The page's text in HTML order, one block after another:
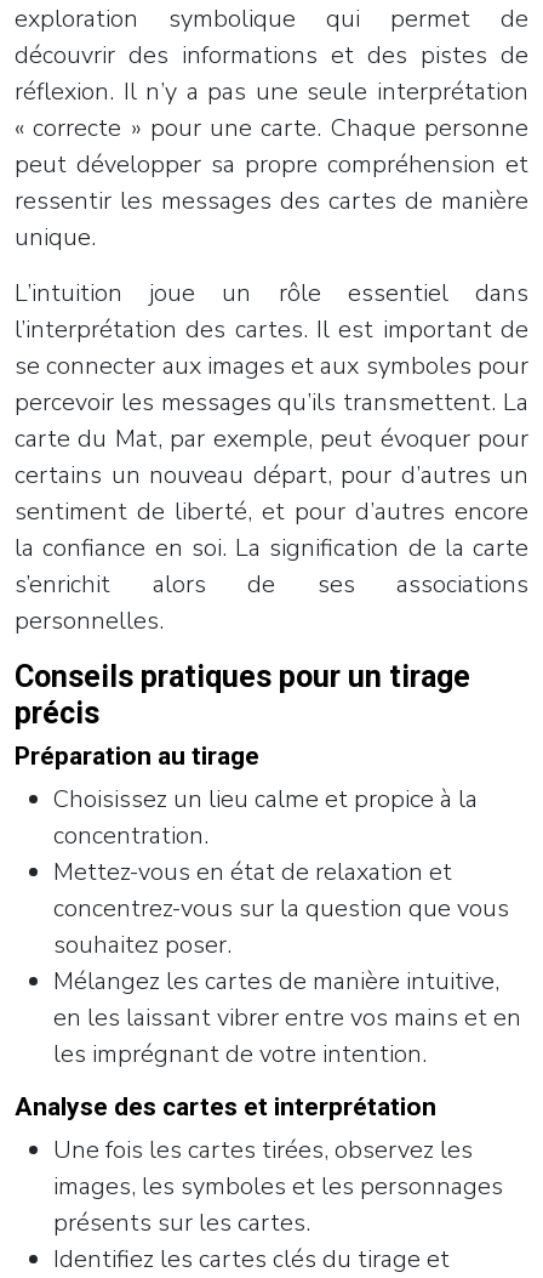
exploration symbolique qui permet de
découvrir des informations et des pistes de
réflexion. Il n’y a pas une seule interprétation
« correcte » pour une carte. Chaque personne
peut développer sa propre compréhension et
ressentir les messages des cartes de manière
unique.
L’intuition joue un rôle essentiel dans
l’interprétation des cartes. Il est important de
se connecter aux images et aux symboles pour
percevoir les messages qu’ils transmettent. La
carte du Mat, par exemple, peut évoquer pour
certains un nouveau départ, pour d’autres un
sentiment de liberté, et pour d’autres encore
la confiance en soi. La signification de la carte
s’enrichit alors de ses associations
personnelles.
Conseils pratiques pour un tirage
précis
Préparation au tirage
Choisissez un lieu calme et propice à la
concentration.
Mettez-vous en état de relaxation et
concentrez-vous sur la question que vous
souhaitez poser.
Mélangez les cartes de manière intuitive,
en les laissant vibrer entre vos mains et en
les imprégnant de votre intention.
Analyse des cartes et interprétation
Une fois les cartes tirées, observez les
images, les symboles et les personnages
présents sur les cartes.
Identifiez les cartes clés du tirage et